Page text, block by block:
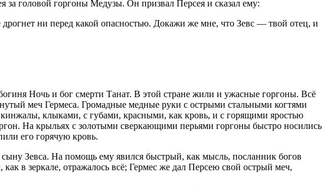
головой горгоны Медузы. Он призвал Персея и сказал ему:
ни перед какой опасностью. Докажи же мне, что Зевс — твой отец, и
Ночь и бог смерти Танат. В этой стране жили и ужасные горгоны. Всё
меч Гермеса. Громадные медные руки с острыми стальными когтями
клыками, с губами, красными, как кровь, и с горящими яростью
На крыльях с золотыми сверкающими перьями горгоны быстро носились
его горячую кровь.
Зевса. На помощь ему явился быстрый, как мысль, посланник богов
в зеркале, отражалось всё; Гермес же дал Персею свой острый меч,